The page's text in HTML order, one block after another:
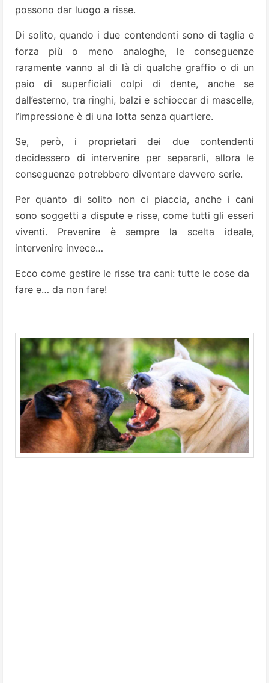
possono dar luogo a risse.
Di solito, quando i due contendenti sono di taglia e
forza più o meno analoghe, le conseguenze
raramente vanno al di là di qualche graffio o di un
paio di superficiali colpi di dente, anche se
dall’esterno, tra ringhi, balzi e schioccar di mascelle,
l’impressione è di una lotta senza quartiere.
Se, però, i proprietari dei due contendenti
decidessero di intervenire per separarli, allora le
conseguenze potrebbero diventare davvero serie.
Per quanto di solito non ci piaccia, anche i cani
sono soggetti a dispute e risse, come tutti gli esseri
viventi. Prevenire è sempre la scelta ideale,
intervenire invece…
Ecco come gestire le risse tra cani: tutte le cose da
fare e… da non fare!